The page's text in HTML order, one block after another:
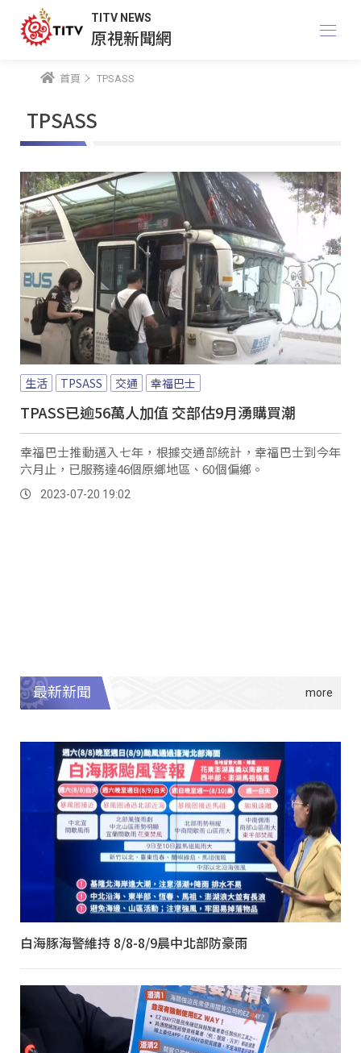
TITV NEWS
原視新聞網
首頁 TPSASS
TPSASS
生活 TPSASS 交通 幸福巴士
TPASS已逾56萬人加值 交部估9月湧購買潮
幸福巴士推動邁入七年，根據交通部統計，幸福巴士到今年
六月止，已服務達46個原鄉地區、60個偏鄉。
2023-07-20 19:02
最新新聞
白海豚海警維持 8/8-8/9晨中北部防豪雨